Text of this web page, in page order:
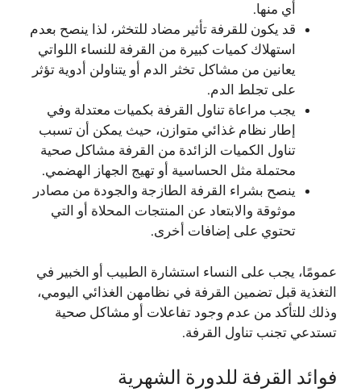
أي منها.
قد يكون للقرفة تأثير مضاد للتخثر، لذا ينصح بعدم
استهلاك كميات كبيرة من القرفة للنساء اللواتي
يعانين من مشاكل تخثر الدم أو يتناولن أدوية تؤثر
على تجلط الدم.
يجب مراعاة تناول القرفة بكميات معتدلة وفي
إطار نظام غذائي متوازن، حيث يمكن أن تسبب
تناول الكميات الزائدة من القرفة مشاكل صحية
محتملة مثل الحساسية أو تهيج الجهاز الهضمي.
ينصح بشراء القرفة الطازجة والجودة من مصادر
موثوقة والابتعاد عن المنتجات المحلاة أو التي
تحتوي على إضافات أخرى.
عمومًا، يجب على النساء استشارة الطبيب أو الخبير في
التغذية قبل تضمين القرفة في نظامهن الغذائي اليومي،
وذلك للتأكد من عدم وجود تفاعلات أو مشاكل صحية
تستدعي تجنب تناول القرفة.
فوائد القرفة للدورة الشهرية